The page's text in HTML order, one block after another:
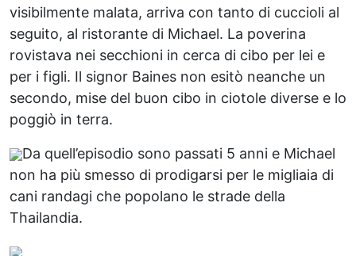
visibilmente malata, arriva con tanto di cuccioli al
seguito, al ristorante di Michael. La poverina
rovistava nei secchioni in cerca di cibo per lei e
per i figli. Il signor Baines non esitò neanche un
secondo, mise del buon cibo in ciotole diverse e lo
poggiò in terra.
Da quell’episodio sono passati 5 anni e Michael
non ha più smesso di prodigarsi per le migliaia di
cani randagi che popolano le strade della
Thailandia.